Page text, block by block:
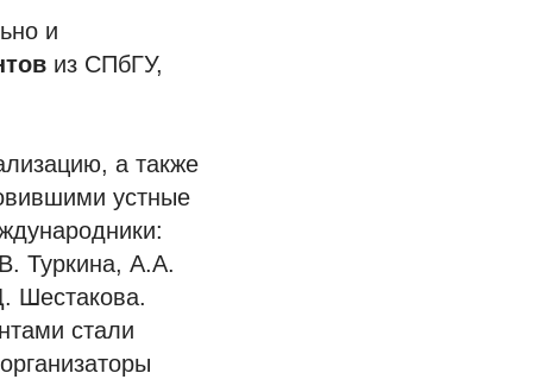
и
из СПбГУ,
а также
устные
Туркина, А.А.
Шестакова.
стали